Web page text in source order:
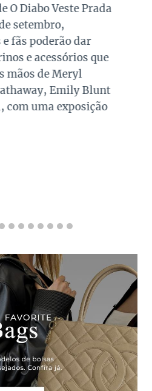
O Diabo Veste Prada
setembro,
fãs poderão dar
e acessórios que
mãos de Meryl
Emily Blunt
com uma exposição